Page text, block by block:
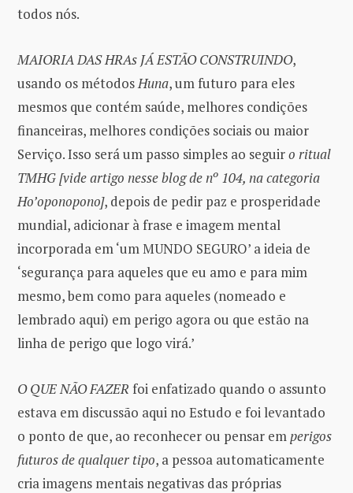
todos nós.
MAIORIA DAS HRAs JÁ ESTÃO CONSTRUINDO,
usando os métodosHuna, um futuro para eles
mesmos que contém saúde, melhores condições
financeiras, melhores condições sociais ou maior
Serviço. Isso será um passo simples ao seguiro ritual
TMHG [vide artigo nesse blog de nº 104, na categoria
Ho’oponopono], depois de pedir paz e prosperidade
mundial, adicionar à frase e imagem mental
incorporada em ‘um MUNDO SEGURO’ a ideia de
‘segurança para aqueles que eu amo e para mim
mesmo, bem como para aqueles (nomeado e
lembrado aqui) em perigo agora ou que estão na
linha de perigo que logo virá.’
O QUE NÃO FAZER foi enfatizado quando o assunto
estava em discussão aqui no Estudo e foi levantado
o ponto de que, ao reconhecer ou pensar emperigos
futuros de qualquer tipo, a pessoa automaticamente
cria imagens mentais negativas das próprias